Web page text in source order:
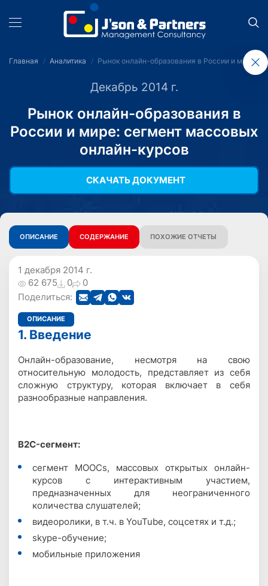
Главная Аналитика Рынок онлайн-образования в России и мире:
Декабрь 2014 г.
Рынок онлайн-образования в
России и мире: сегмент массовых
онлайн-курсов
СКАЧАТЬ ДОКУМЕНТ
ОПИСАНИЕ СОДЕРЖАНИЕ ПОХОЖИЕ ОТЧЕТЫ
1 декабря 2014 г.
62 675
0
0
Поделиться:
ОПИСАНИЕ
1. Введение
Онлайн-образование, несмотря на свою
относительную молодость, представляет из себя
сложную структуру, которая включает в себя
разнообразные направления.
B2C-сегмент:
сегмент MOOCs, массовых открытых онлайн-
курсов с интерактивным участием,
предназначенных для неограниченного
количества слушателей;
видеоролики, в т.ч. в YouTube, соцсетях и т.д.;
skype-обучение;
мобильные приложения